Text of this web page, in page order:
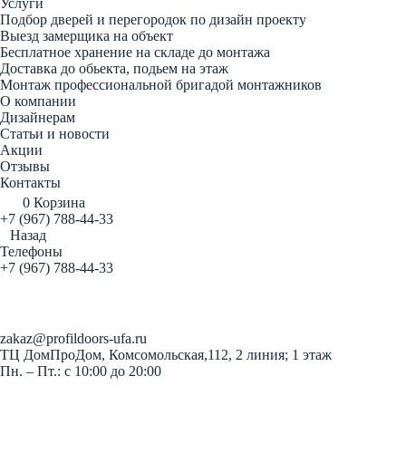
Услуги
Подбор дверей и перегородок по дизайн проекту
Выезд замерщика на объект
Бесплатное хранение на складе до монтажа
Доставка до обьекта, подьем на этаж
Монтаж профессиональной бригадой монтажников
О компании
Дизайнерам
Статьи и новости
Акции
Отзывы
Контакты
0 Корзина
+7 (967) 788-44-33
Назад
Телефоны
+7 (967) 788-44-33
zakaz@profildoors-ufa.ru
ТЦ ДомПроДом, Комсомольская,112, 2 линия; 1 этаж
Пн. – Пт.: с 10:00 до 20:00